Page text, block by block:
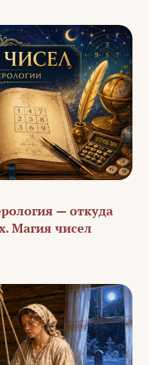
— откуда
Магия чисел